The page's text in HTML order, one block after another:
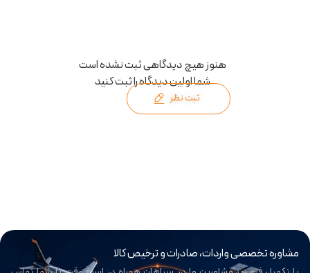
هنوز هیچ دیدگاهی ثبت نشده است
شما اولین دیدگاه را ثبت کنید
ثبت نظر
مشاوره تخصصی واردات، صادرات و ترخیص کالا